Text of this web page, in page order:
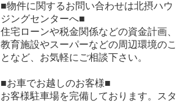
■物件に関するお問い合わせは北摂ハウ
ジングセンターへ■
住宅ローンや税金関係などの資金計画、
教育施設やスーパーなどの周辺環境のこ
となど、お気軽にご相談下さい。
■お車でお越しのお客様■
お客様駐車場を完備しております。スタ